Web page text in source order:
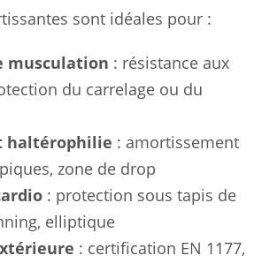
sont idéales pour :
musculation : résistance aux
du carrelage ou du
haltérophilie : amortissement
zone de drop
: protection sous tapis de
elliptique
: certification EN 1177,